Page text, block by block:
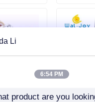
Li
6:54 PM
product are you